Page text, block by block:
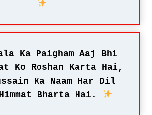
Ka Paigham Aaj Bhi
Ko Roshan Karta Hai,
Ka Naam Har Dil
Bharta Hai.